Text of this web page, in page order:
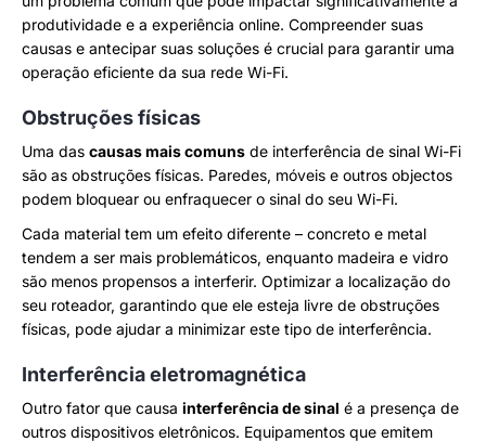
produtividade e a experiência online. Compreender suas
causas e antecipar suas soluções é crucial para garantir uma
operação eficiente da sua rede Wi-Fi.
Obstruções físicas
Uma das causas mais comuns de interferência de sinal Wi-Fi
são as obstruções físicas. Paredes, móveis e outros objectos
podem bloquear ou enfraquecer o sinal do seu Wi-Fi.
Cada material tem um efeito diferente – concreto e metal
tendem a ser mais problemáticos, enquanto madeira e vidro
são menos propensos a interferir. Optimizar a localização do
seu roteador, garantindo que ele esteja livre de obstruções
físicas, pode ajudar a minimizar este tipo de interferência.
Interferência eletromagnética
Outro fator que causa interferência de sinal é a presença de
outros dispositivos eletrônicos. Equipamentos que emitem